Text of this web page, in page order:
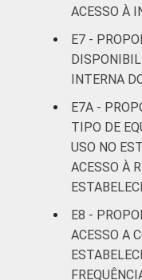
pergunta
Fonte:
ACESSO À
E7 -
INTERNA
E7A -
TIPO DE
USO NO
ACESSO À
E8 -
ACESSO A